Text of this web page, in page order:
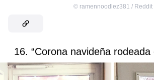
© ramennoodlez381 / Reddit
16. “Corona navideña rodeada